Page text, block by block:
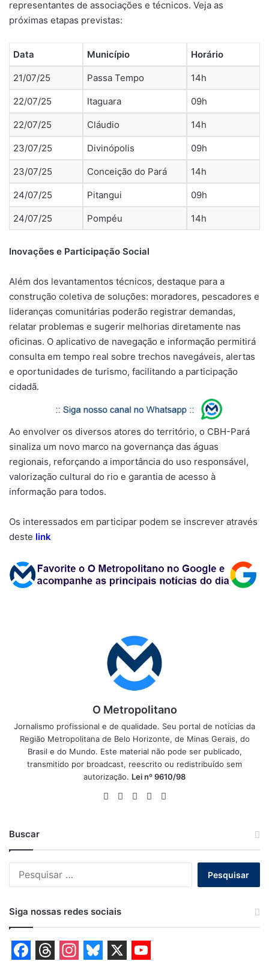
representantes de associações e técnicos. Veja as
próximas etapas previstas:
Data Município Horário
21/07/25 Passa Tempo 14h
22/07/25 Itaguara 09h
22/07/25 Cláudio 14h
23/07/25 Divinópolis 09h
23/07/25 Conceição do Pará 14h
24/07/25 Pitangui 09h
24/07/25 Pompéu 14h
Inovações e Participação Social
Além dos levantamentos técnicos, destaque para a
construção coletiva de soluções: moradores, pescadores e
lideranças comunitárias poderão registrar demandas,
relatar problemas e sugerir melhorias diretamente nas
oficinas. O aplicativo de navegação e informação permitirá
consulta em tempo real sobre trechos navegáveis, alertas
e oportunidades de turismo, facilitando a participação
cidadã.
Ao envolver os diversos atores do território, o CBH-Pará
sinaliza um novo marco na governança das águas
regionais, reforçando a importância do uso responsável,
valorização cultural do rio e garantia de acesso à
informação para todos.
Os interessados em participar podem se inscrever através
deste link
O Metropolitano
Jornalismo profissional e de qualidade. Seu portal de notícias da
Região Metropolitana de Belo Horizonte, de Minas Gerais, do
Brasil e do Mundo. Este material não pode ser publicado,
transmitido por broadcast, reescrito ou redistribuído sem
autorização. Lei nº 9610/98
WebsiteFacebook
X YouTube
Buscar
Siga nossas redes sociais